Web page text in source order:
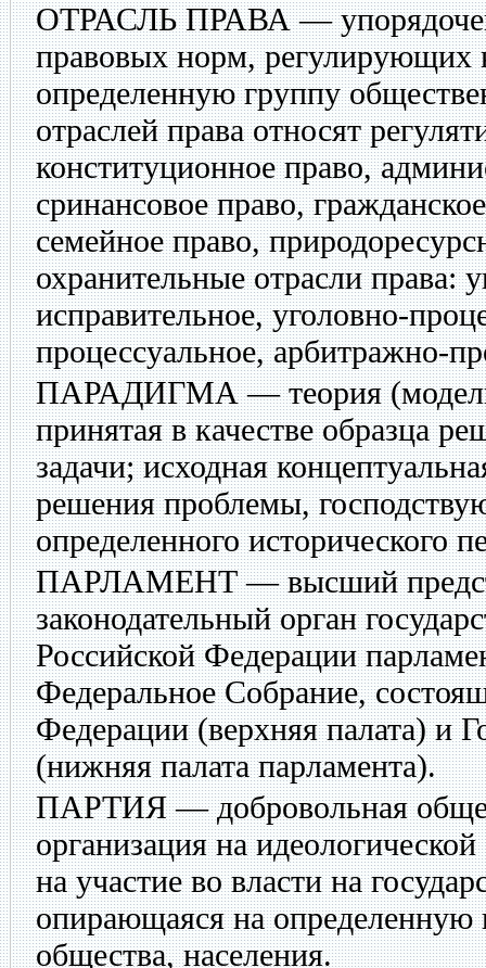
ОТРАСЛЬ ПРАВА—
правовых норм,
определенную группу
отраслей права относят
конституционное право,
сринансовое право,
семейное право,
охранительные отрасли права:
исправительное, уголовно-
процессуальное, арбитражно-
ПАРАДИГМА— теория
принятая в качестве образца
задачи; исходная
решения проблемы,
определенного исторического
ПАРЛАМЕНТ— высший
законодательный орган
Российской Федерации
Федеральное Собрание,
Федерации (верхняя палата) и
(нижняя палата парламента).
ПАРТИЯ— добровольная
организация на
на участие во власти на
опирающаяся на определенную
общества, населения.